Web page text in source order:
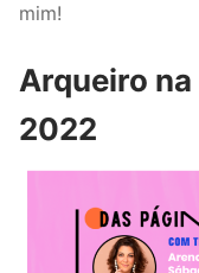
mim!
Arqueiro na
2022